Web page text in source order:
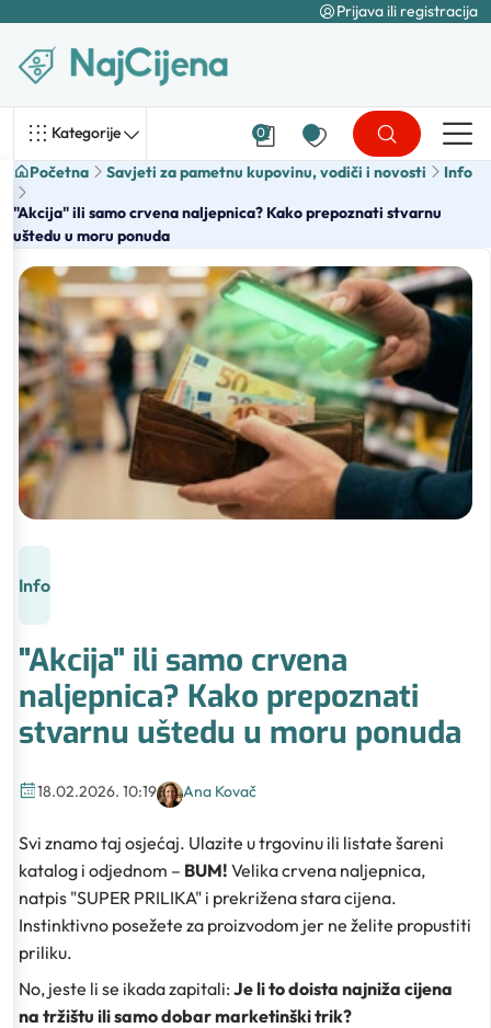
Prijava ili registracija
Kategorije 0
Početna Savjeti za pametnu kupovinu, vodiči i novosti Info
"Akcija" ili samo crvena naljepnica? Kako prepoznati stvarnu
uštedu u moru ponuda
Info
"Akcija" ili samo crvena
naljepnica? Kako prepoznati
stvarnu uštedu u moru ponuda
18.02.2026. 10:19 Ana Kovač
Svi znamo taj osjećaj. Ulazite u trgovinu ili listate šareni
katalog i odjednom – BUM! Velika crvena naljepnica,
natpis "SUPER PRILIKA" i prekrižena stara cijena.
Instinktivno posežete za proizvodom jer ne želite propustiti
priliku.
No, jeste li se ikada zapitali: Je li to doista najniža cijena
na tržištu ili samo dobar marketinški trik?